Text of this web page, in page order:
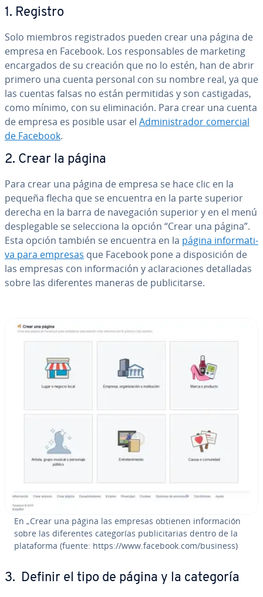
1. Registro
Solo miembros re­gi­s­tra­dos pueden crear una página de
empresa en Facebook. Los re­s­po­n­sa­bles de marketing
en­ca­r­ga­dos de su creación que no lo estén, han de abrir
primero una cuenta personal con su nombre real, ya que
las cuentas falsas no están pe­r­mi­ti­das y son ca­s­ti­ga­das,
como mínimo, con su eli­mi­na­ción. Para crear una cuenta
de empresa es posible usar el Ad­mi­ni­s­tra­dor comercial
de Facebook.
2. Crear la página
Para crear una página de empresa se hace clic en la
pequeña flecha que se encuentra en la parte superior
derecha en la barra de na­ve­ga­ción superior y en el menú
de­s­ple­ga­ble se se­le­c­cio­na la opción “Crear una página”.
Esta opción también se encuentra en la página in­fo­r­ma­ti­
va para empresas que Facebook pone a di­s­po­si­ción de
las empresas con in­fo­r­ma­ción y acla­ra­cio­nes de­ta­lla­das
sobre las di­fe­re­n­tes maneras de pu­bli­ci­tar­se.
En „Crear una página las empresas obtienen in­fo­r­ma­ción
sobre las di­fe­re­n­tes ca­te­go­rías pu­bli­ci­ta­rias dentro de la
pla­ta­fo­r­ma (fuente: https://www.facebook.com/business)
3. Definir el tipo de página y la categoría